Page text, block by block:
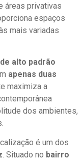
áreas privativas
espaços
mais variadas
alto padrão
apenas duas
maximiza a
dos ambientes,
é um dos
. Situado no bairro